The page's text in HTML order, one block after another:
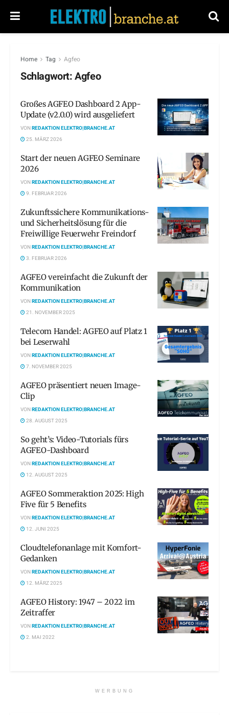
Home Tag Agfeo
Schlagwort:Agfeo
Großes AGFEO Dashboard 2 App-
Update (v2.0.0) wird ausgeliefert
VONREDAKTION ELEKTRO|BRANCHE.AT
25. MÄRZ 2026
Start der neuen AGFEO Seminare
2026
VONREDAKTION ELEKTRO|BRANCHE.AT
9. FEBRUAR 2026
Zukunftssichere Kommunikations-
und Sicherheitslösung für die
Freiwillige Feuerwehr Freindorf
VONREDAKTION ELEKTRO|BRANCHE.AT
3. FEBRUAR 2026
AGFEO vereinfacht die Zukunft der
Kommunikation
VONREDAKTION ELEKTRO|BRANCHE.AT
21. NOVEMBER 2025
Telecom Handel: AGFEO auf Platz 1
bei Leserwahl
VONREDAKTION ELEKTRO|BRANCHE.AT
7. NOVEMBER 2025
AGFEO präsentiert neuen Image-
Clip
VONREDAKTION ELEKTRO|BRANCHE.AT
28. AUGUST 2025
So geht’s: Video-Tutorials fürs
AGFEO-Dashboard
VONREDAKTION ELEKTRO|BRANCHE.AT
12. AUGUST 2025
AGFEO Sommeraktion 2025: High
Five für 5 Benefits
VONREDAKTION ELEKTRO|BRANCHE.AT
12. JUNI 2025
Cloudtelefonanlage mit Komfort-
Gedanken
VONREDAKTION ELEKTRO|BRANCHE.AT
12. MÄRZ 2025
AGFEO History: 1947 – 2022 im
Zeitraffer
VONREDAKTION ELEKTRO|BRANCHE.AT
2. MAI 2022
WERBUNG